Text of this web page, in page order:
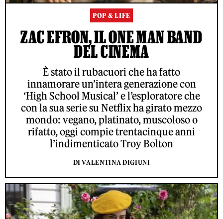
POP & LIFE
ZAC EFRON, IL ONE MAN BAND
DEL CINEMA
È stato il rubacuori che ha fatto
innamorare un’intera generazione con
‘High School Musical’ e l’esploratore che
con la sua serie su Netflix ha girato mezzo
mondo: vegano, platinato, muscoloso o
rifatto, oggi compie trentacinque anni
l’indimenticato Troy Bolton
DI VALENTINA DIGIUNI